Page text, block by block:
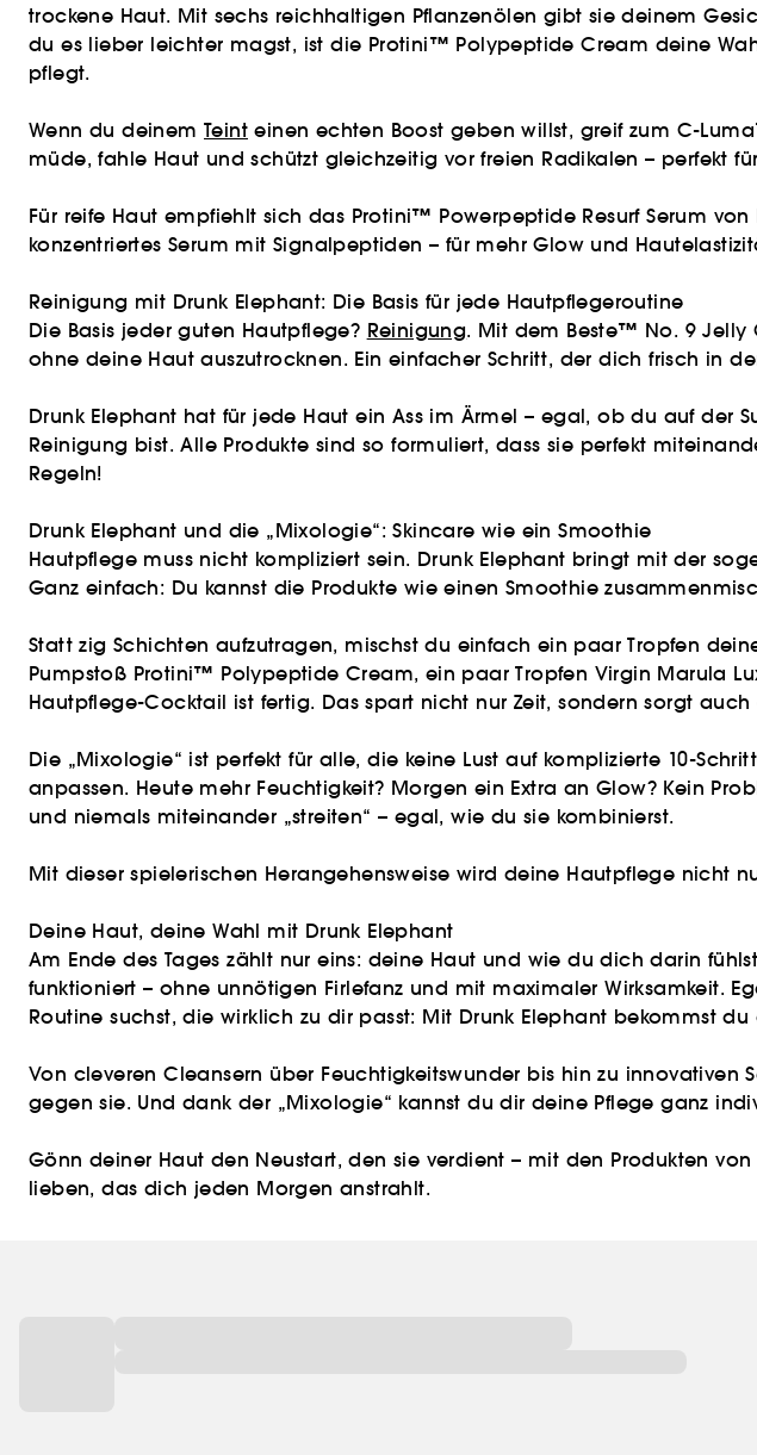
trockene Haut. Mit sechs reichhaltigen Pflanzenölen gibt sie deinem
du es lieber leichter magst, ist die Protini™ Polypeptide Cream deine
pflegt.
Wenn du deinem Teint einen echten Boost geben willst, greif zum C-
müde, fahle Haut und schützt gleichzeitig vor freien Radikalen – perfekt
Für reife Haut empfiehlt sich das Protini™ Powerpeptide Resurf Serum
konzentriertes Serum mit Signalpeptiden – für mehr Glow und
Reinigung mit Drunk Elephant: Die Basis für jede Hautpflegeroutine
Die Basis jeder guten Hautpflege? Reinigung. Mit dem Beste™ No. 9 Jelly
ohne deine Haut auszutrocknen. Ein einfacher Schritt, der dich frisch in
Drunk Elephant hat für jede Haut ein Ass im Ärmel – egal, ob du auf der
Reinigung bist. Alle Produkte sind so formuliert, dass sie perfekt
Regeln!
Drunk Elephant und die „Mixologie“: Skincare wie ein Smoothie
Hautpflege muss nicht kompliziert sein. Drunk Elephant bringt mit der
Ganz einfach: Du kannst die Produkte wie einen Smoothie
Statt zig Schichten aufzutragen, mischst du einfach ein paar Tropfen
Pumpstoß Protini™ Polypeptide Cream, ein paar Tropfen Virgin Marula
Hautpflege-Cocktail ist fertig. Das spart nicht nur Zeit, sondern sorgt
Die „Mixologie“ ist perfekt für alle, die keine Lust auf komplizierte 10-
anpassen. Heute mehr Feuchtigkeit? Morgen ein Extra an Glow? Kein
und niemals miteinander „streiten“ – egal, wie du sie kombinierst.
Mit dieser spielerischen Herangehensweise wird deine Hautpflege nicht
Deine Haut, deine Wahl mit Drunk Elephant
Am Ende des Tages zählt nur eins: deine Haut und wie du dich darin
funktioniert – ohne unnötigen Firlefanz und mit maximaler Wirksamkeit.
Routine suchst, die wirklich zu dir passt: Mit Drunk Elephant bekommst
Von cleveren Cleansern über Feuchtigkeitswunder bis hin zu
gegen sie. Und dank der „Mixologie“ kannst du dir deine Pflege ganz
Gönn deiner Haut den Neustart, den sie verdient – mit den Produkten
lieben, das dich jeden Morgen anstrahlt.